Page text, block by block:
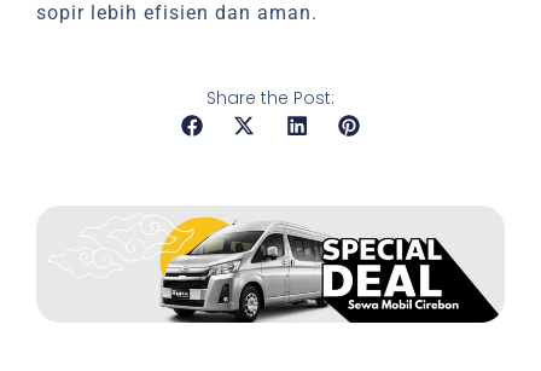
sopir lebih efisien dan aman.
Share the Post: